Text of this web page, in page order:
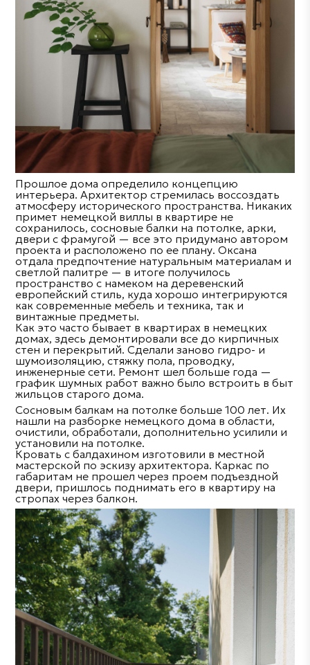
Прошлое дома определило концепцию
интерьера. Архитектор стремилась воссоздать
атмосферу исторического пространства. Никаких
примет немецкой виллы в квартире не
сохранилось, сосновые балки на потолке, арки,
двери с фрамугой — все это придумано автором
проекта и расположено по ее плану. Оксана
отдала предпочтение натуральным материалам и
светлой палитре — в итоге получилось
пространство с намеком на деревенский
европейский стиль, куда хорошо интегрируются
как современные мебель и техника, так и
винтажные предметы.
Как это часто бывает в квартирах в немецких
домах, здесь демонтировали все до кирпичных
стен и перекрытий. Сделали заново гидро- и
шумоизоляцию, стяжку пола, проводку,
инженерные сети. Ремонт шел больше года —
график шумных работ важно было встроить в быт
жильцов старого дома.
Сосновым балкам на потолке больше 100 лет. Их
нашли на разборке немецкого дома в области,
очистили, обработали, дополнительно усилили и
установили на потолке.
Кровать с балдахином изготовили в местной
мастерской по эскизу архитектора. Каркас по
габаритам не прошел через проем подъездной
двери, пришлось поднимать его в квартиру на
стропах через балкон.